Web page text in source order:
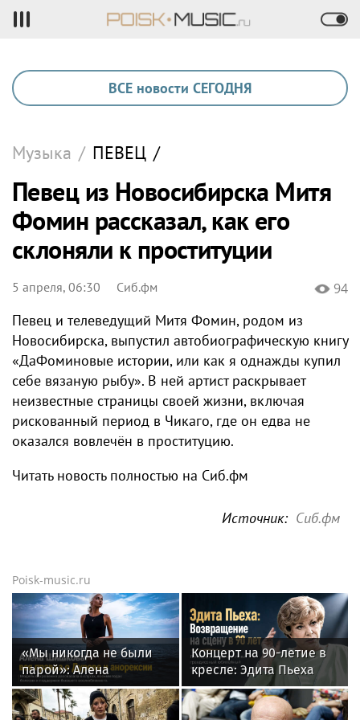
ВСЕ новости СЕГОДНЯ
Музыка / ПЕВЕЦ /
Певец из Новосибирска Митя
Фомин рассказал, как его
склоняли к проституции
5 апреля, 06:30 Сиб.фм 94
Певец и телеведущий Митя Фомин, родом из
Новосибирска, выпустил автобиографическую книгу
«ДаФоминовые истории, или как я однажды купил
себе вязаную рыбу». В ней артист раскрывает
неизвестные страницы своей жизни, включая
рискованный период в Чикаго, где он едва не
оказался вовлечён в проституцию.
Читать новость полностью на Сиб.фм
Источник: Сиб.фм
Poisk-music.ru
«Мы никогда не были
парой»: Алена
Шишкова — о Павле
Дурове, борьбе с
Концерт на 90-летие в
кресле: Эдита Пьеха
планирует вернуться на
сцену